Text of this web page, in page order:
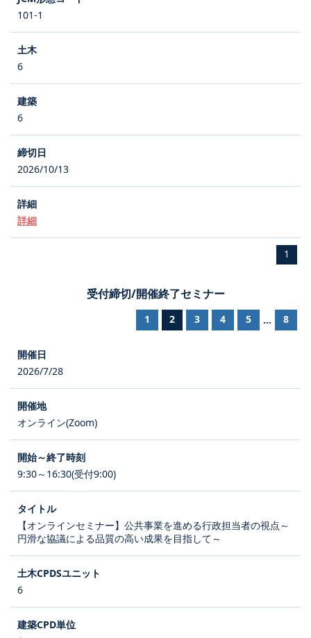
101-1
6
6
2026/10/13
詳細
1
受付締切/開催終了セミナー
1 2 3 4 5 ... 8
2026/7/28
オンライン(Zoom)
9:30～16:30(受付9:00)
【オンラインセミナー】公共事業を進める行政担当者の視点～
円滑な協議による品質の高い成果を目指して～
6